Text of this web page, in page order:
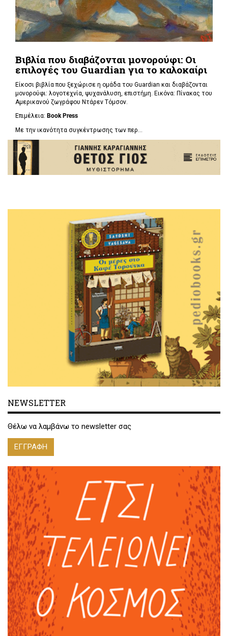
Βιβλία που διαβάζονται μονορούφι: Οι
επιλογές του Guardian για το καλοκαίρι
Είκοσι βιβλία που ξεχώρισε η ομάδα του Guardian και διαβάζονται
μονορούφι: λογοτεχνία, ψυχανάλυση, επιστήμη. Εικόνα: Πίνακας του
Αμερικανού ζωγράφου Ντάρεν Τόμσον.
Επιμέλεια: Book Press
Με την ικανότητα συγκέντρωσης των περ...
NEWSLETTER
Θέλω να λαμβάνω το newsletter σας
ΕΓΓΡΑΦΗ